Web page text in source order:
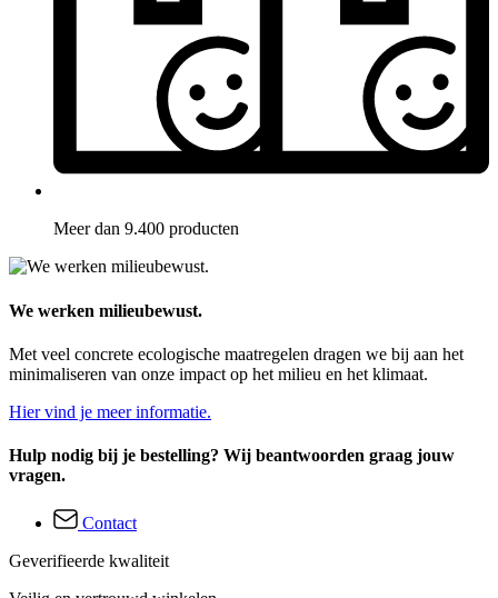
Meer dan 9.400 producten
We werken milieubewust.
Met veel concrete ecologische maatregelen dragen we bij aan het
minimaliseren van onze impact op het milieu en het klimaat.
Hier vind je meer informatie.
Hulp nodig bij je bestelling? Wij beantwoorden graag jouw
vragen.
Contact
Geverifieerde kwaliteit